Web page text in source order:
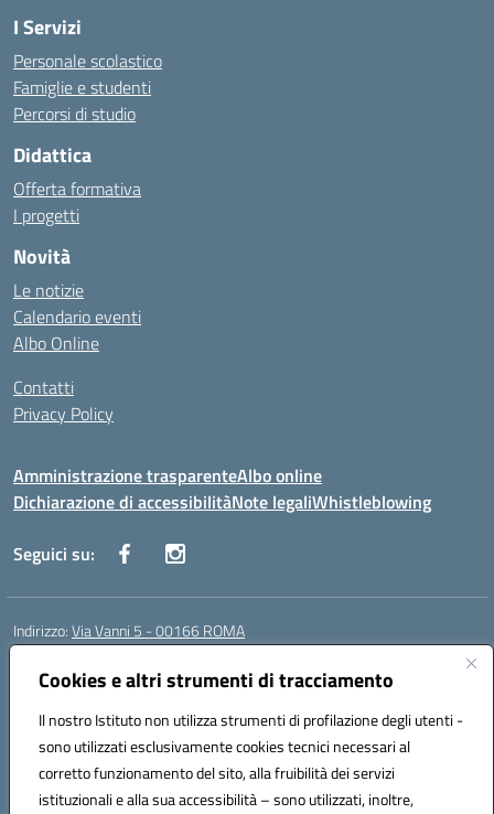
Cookies e altri strumenti di tracciamento
Il nostro Istituto non utilizza strumenti di profilazione degli utenti -
sono utilizzati esclusivamente cookies tecnici necessari al
corretto funzionamento del sito, alla fruibilità dei servizi
istituzionali e alla sua accessibilità – sono utilizzati, inoltre,
I Servizi
Personale scolastico
Famiglie e studenti
Percorsi di studio
Didattica
Offerta formativa
I progetti
Novità
Le notizie
Calendario eventi
Albo Online
Contatti
Privacy Policy
Amministrazione trasparenteAlbo online
Dichiarazione di accessibilitàNote legaliWhistleblowing
Seguici su:
Indirizzo:Via Vanni 5 - 00166 ROMA
Centralino:
Posta elettronica certificata (PEC):RMIC86500P@pec.istruzione.it
Codice fiscale: 97197050582
Codice meccanografico:RMIC86500P
Codice Indice delle Pubbliche Amministrazioni (IPA): istsc_RMIC86500P
Codice unico di fatturazione (CUF): UFSRRZ